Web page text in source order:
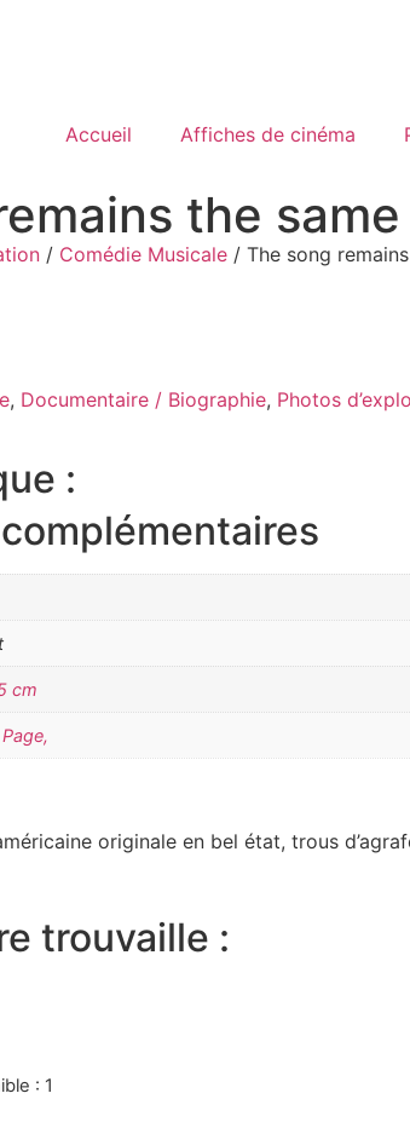
Accueil
Affiches de cinéma
the same
/ Comédie Musicale / The song
, Documentaire / Biographie, Photos
:
cm
originale en bel état, trous
trouvaille :
: 1